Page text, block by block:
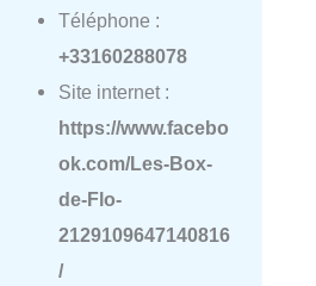
Téléphone :
+33160288078
Site internet :
https://www.facebo
ok.com/Les-Box-
de-Flo-
2129109647140816
/